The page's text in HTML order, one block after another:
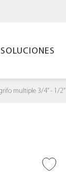
SOLUCIONES
multiple 3/4” - 1/2”